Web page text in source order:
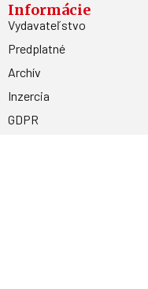
Informácie
Vydavateľstvo
Predplatné
Archív
Inzercia
GDPR